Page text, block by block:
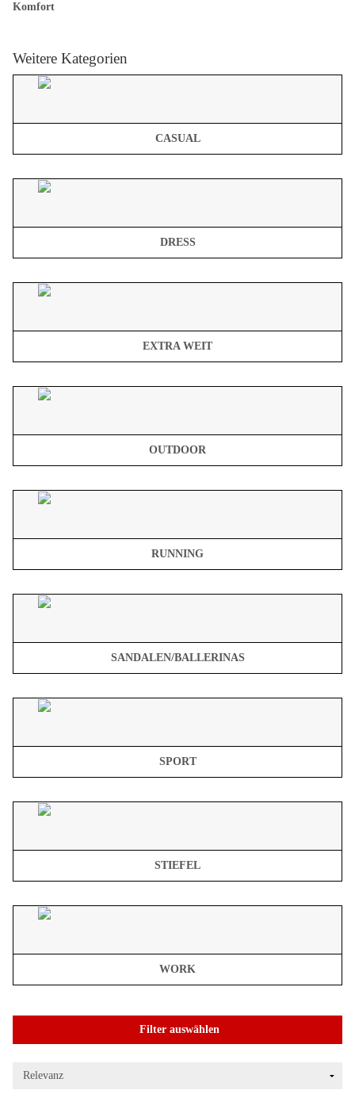
Komfort
Weitere Kategorien
CASUAL
DRESS
EXTRA WEIT
OUTDOOR
RUNNING
SANDALEN/BALLERINAS
SPORT
STIEFEL
WORK
Filter auswählen